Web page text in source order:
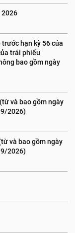
2026
hạn kỳ 56 của
trái phiếu
bao gồm ngày
và bao gồm ngày
2026)
và bao gồm ngày
2026)